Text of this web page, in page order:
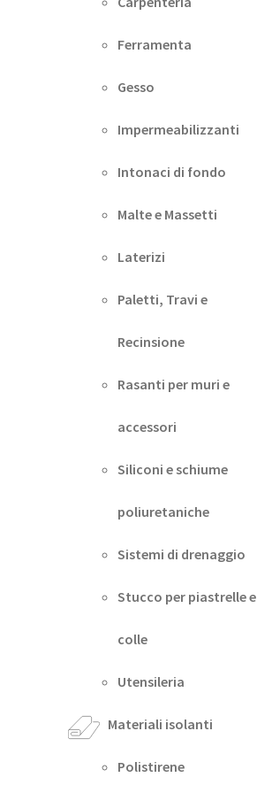
Ferramenta
Gesso
Impermeabilizzanti
Intonaci di fondo
Malte e Massetti
Laterizi
Paletti, Travi e
Recinsione
Rasanti per muri e
accessori
Siliconi e schiume
poliuretaniche
Sistemi di drenaggio
Stucco per piastrelle e
colle
Utensileria
Materiali isolanti
Polistirene